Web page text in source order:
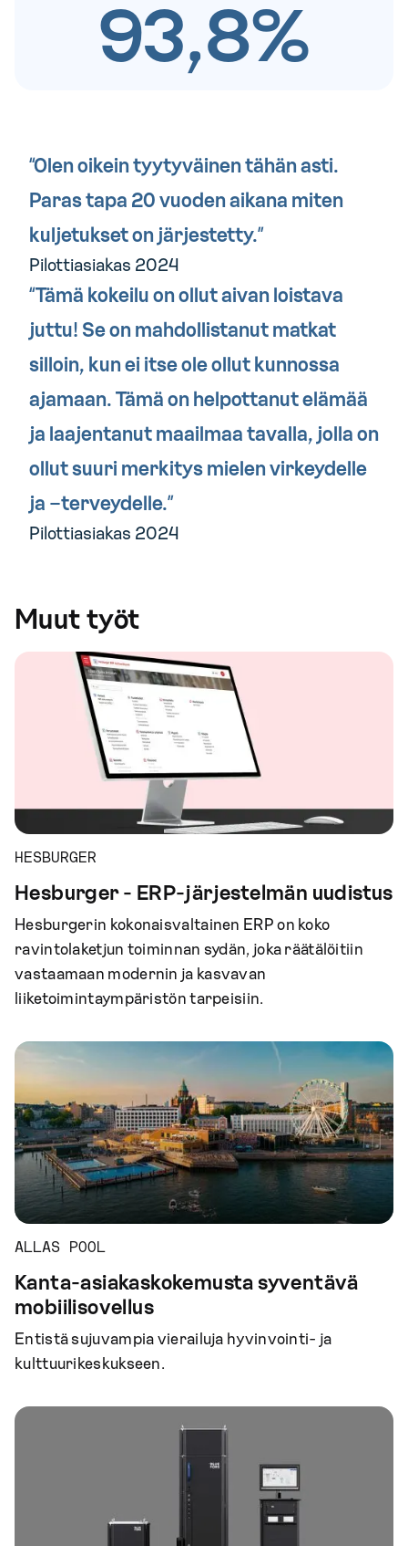
93,8%
“Olen oikein tyytyväinen tähän asti.
Paras tapa 20 vuoden aikana miten
kuljetukset on järjestetty.”
Pilottiasiakas 2024
“Tämä kokeilu on ollut aivan loistava
juttu! Se on mahdollistanut matkat
silloin, kun ei itse ole ollut kunnossa
ajamaan. Tämä on helpottanut elämää
ja laajentanut maailmaa tavalla, jolla on
ollut suuri merkitys mielen virkeydelle
ja –terveydelle.”
Pilottiasiakas 2024
Muut työt
HESBURGER
Hesburger - ERP-järjestelmän uudistus
Hesburgerin kokonaisvaltainen ERP on koko
ravintolaketjun toiminnan sydän, joka räätälöitiin
vastaamaan modernin ja kasvavan
liiketoimintaympäristön tarpeisiin.
ALLAS POOL
Kanta-asiakaskokemusta syventävä
mobiilisovellus
Entistä sujuvampia vierailuja hyvinvointi- ja
kulttuurikeskukseen.